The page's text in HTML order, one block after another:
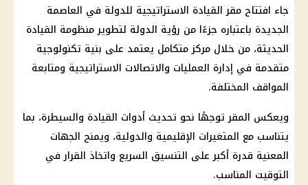
جاء افتتاح مقر القيادة الاستراتيجية للدولة في العاصمة
الجديدة باعتباره جزءًا من رؤية الدولة لتطوير منظومة القيادة
الحديثة، من خلال مركز متكامل يعتمد على بنية تكنولوجية
متقدمة في إدارة العمليات والاتصالات الاستراتيجية ومتابعة
المواقف المختلفة.
ويعكس المقر توجهًا نحو تحديث أدوات القيادة والسيطرة، بما
يتناسب مع المتغيرات الإقليمية والدولية، ويمنح الجهات
المعنية قدرة أكبر على التنسيق السريع واتخاذ القرار في
التوقيت المناسب.